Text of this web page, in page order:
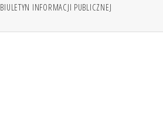
BIULETYN INFORMACJI PUBLICZNEJ